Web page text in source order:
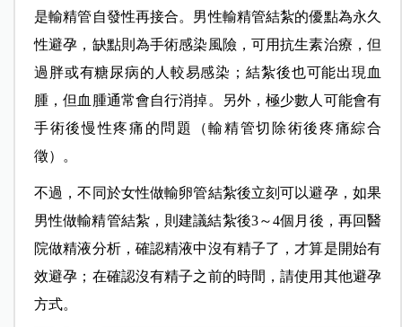
是輸精管自發性再接合。男性輸精管結紮的優點為永久
性避孕，缺點則為手術感染風險，可用抗生素治療，但
過胖或有糖尿病的人較易感染；結紮後也可能出現血
腫，但血腫通常會自行消掉。另外，極少數人可能會有
手術後慢性疼痛的問題（輸精管切除術後疼痛綜合
徵）。
不過，不同於女性做輸卵管結紮後立刻可以避孕，如果
男性做輸精管結紮，則建議結紮後3～4個月後，再回醫
院做精液分析，確認精液中沒有精子了，才算是開始有
效避孕；在確認沒有精子之前的時間，請使用其他避孕
方式。